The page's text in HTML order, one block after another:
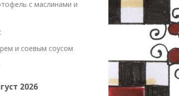
с маслинами и
и соевым соусом
2026